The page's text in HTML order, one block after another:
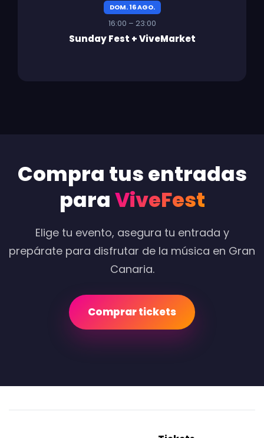
DOM. 16 AGO.
16:00 – 23:00
Sunday Fest + ViveMarket
Compra tus entradas
paraViveFest
Elige tu evento, asegura tu entrada y
prepárate para disfrutar de la música en Gran
Canaria.
Comprar tickets